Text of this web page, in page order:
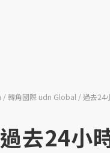
轉角國際 udn Global 過去24
過去24小